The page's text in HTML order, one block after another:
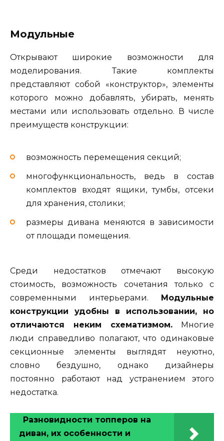
Модульные
Открывают широкие возможности для
моделирования. Такие комплекты
представляют собой «конструктор», элементы
которого можно добавлять, убирать, менять
местами или использовать отдельно. В числе
преимуществ конструкции:
возможность перемещения секций;
многофункциональность, ведь в состав
комплектов входят ящики, тумбы, отсеки
для хранения, столики;
размеры дивана меняются в зависимости
от площади помещения.
Среди недостатков отмечают высокую
стоимость, возможность сочетания только с
современными интерьерами.
Модульные
конструкции удобны в использовании, но
отличаются неким схематизмом. Многие
люди справедливо полагают, что одинаковые
секционные элементы выглядят неуютно,
словно бездушно, однако дизайнеры
постоянно работают над устранением этого
недостатка.
Разновидности топперов на
диван, их особенности и